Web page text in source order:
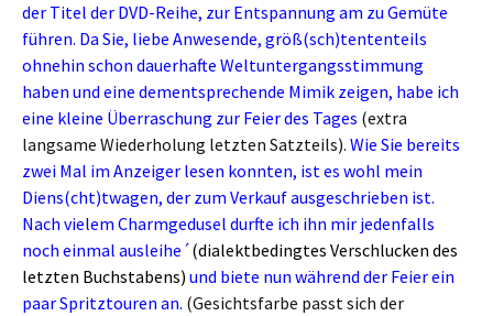
der Titel der DVD-Reihe, zur Entspannung am zu Gemüte
führen. Da Sie, liebe Anwesende, größ(sch)tententeils
ohnehin schon dauerhafte Weltuntergangsstimmung
haben und eine dementsprechende Mimik zeigen, habe ich
eine kleine Überraschung zur Feier des Tages (extra
langsame Wiederholung letzten Satzteils). Wie Sie bereits
zwei Mal im Anzeiger lesen konnten, ist es wohl mein
Diens(cht)twagen, der zum Verkauf ausgeschrieben ist.
Nach vielem Charmgedusel durfte ich ihn mir jedenfalls
noch einmal ausleihe´(dialektbedingtes Verschlucken des
letzten Buchstabens) und biete nun während der Feier ein
paar Spritztouren an. (Gesichtsfarbe passt sich der